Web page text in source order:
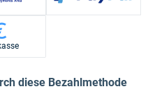
diese Bezahlmethode